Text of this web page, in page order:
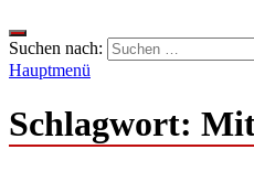
Suchen nach:
Hauptmenü
Schlagwort: